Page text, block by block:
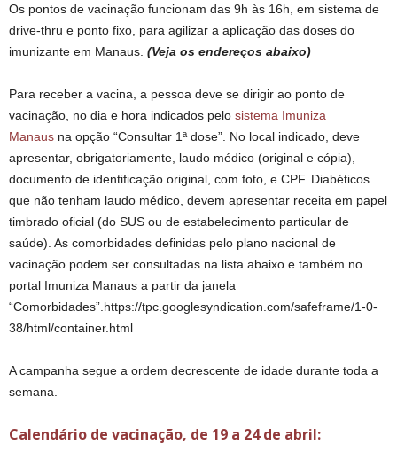
Os pontos de vacinação funcionam das 9h às 16h, em sistema de
drive-thru e ponto fixo, para agilizar a aplicação das doses do
imunizante em Manaus. (Veja os endereços abaixo)
Para receber a vacina, a pessoa deve se dirigir ao ponto de
vacinação, no dia e hora indicados pelo sistema Imuniza
Manaus na opção “Consultar 1ª dose”. No local indicado, deve
apresentar, obrigatoriamente, laudo médico (original e cópia),
documento de identificação original, com foto, e CPF. Diabéticos
que não tenham laudo médico, devem apresentar receita em papel
timbrado oficial (do SUS ou de estabelecimento particular de
saúde). As comorbidades definidas pelo plano nacional de
vacinação podem ser consultadas na lista abaixo e também no
portal Imuniza Manaus a partir da janela
“Comorbidades”.https://tpc.googlesyndication.com/safeframe/1-0-
38/html/container.html
A campanha segue a ordem decrescente de idade durante toda a
semana.
Calendário de vacinação, de 19 a 24 de abril: